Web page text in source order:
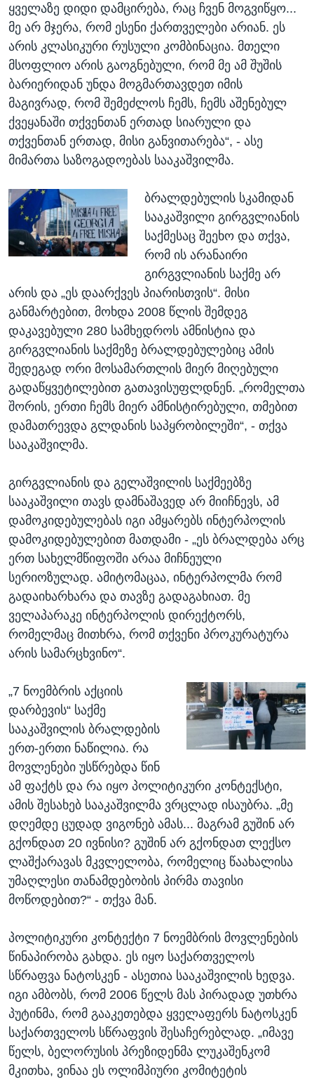
ყველაზე დიდი დამცირება, რაც ჩვენ მოგვიწყო...
მე არ მჯერა, რომ ესენი ქართველები არიან. ეს
არის კლასიკური რუსული კომბინაცია. მთელი
მსოფლიო არის გაოგნებული, რომ მე ამ შუშის
ბარიერიდან უნდა მოგმართავდეთ იმის
მაგივრად, რომ შემეძლოს ჩემს, ჩემს აშენებულ
ქვეყანაში თქვენთან ერთად სიარული და
თქვენთან ერთად, მისი განვითარება“, - ასე
მიმართა საზოგადოებას სააკაშვილმა.
ბრალდებულის სკამიდან
სააკაშვილი გირგვლიანის
საქმესაც შეეხო და თქვა,
რომ ის არანაირი
გირგვლიანის საქმე არ
არის და „ეს დაარქვეს პიარისთვის“. მისი
განმარტებით, მოხდა 2008 წლის შემდეგ
დაკავებული 280 სამხედროს ამნისტია და
გირგვლიანის საქმეზე ბრალდებულებიც ამის
შედეგად ორი მოსამართლის მიერ მიღებული
გადაწყვეტილებით გათავისუფლდნენ. „რომელთა
შორის, ერთი ჩემს მიერ ამნისტირებული, თმებით
დამათრევდა გლდანის საპყრობილეში“, - თქვა
სააკაშვილმა.
გირგვლიანის და გელაშვილის საქმეებზე
სააკაშვილი თავს დამნაშავედ არ მიიჩნევს, ამ
დამოკიდებულებას იგი ამყარებს ინტერპოლის
დამოკიდებულებით მათდამი - „ეს ბრალდება არც
ერთ სახელმწიფოში არაა მიჩნეული
სერიოზულად. ამიტომაცაა, ინტერპოლმა რომ
გადაიხარხარა და თავზე გადაგახიათ. მე
ველაპარაკე ინტერპოლის დირექტორს,
რომელმაც მითხრა, რომ თქვენი პროკურატურა
არის სამარცხვინო“.
„7 ნოემბრის აქციის
დარბევის“ საქმე
სააკაშვილის ბრალდების
ერთ-ერთი ნაწილია. რა
მოვლენები უსწრებდა წინ
ამ ფაქტს და რა იყო პოლიტიკური კონტექსტი,
ამის შესახებ სააკაშვილმა ვრცლად ისაუბრა. „მე
დღემდე ცუდად ვიგონებ ამას... მაგრამ გუშინ არ
გქონდათ 20 ივნისი? გუშინ არ გქონდათ ლექსო
ლაშქარავას მკვლელობა, რომელიც წაახალისა
უმაღლესი თანამდებობის პირმა თავისი
მოწოდებით?“ - თქვა მან.
პოლიტიკური კონტექტი 7 ნოემბრის მოვლენების
წინაპირობა გახდა. ეს იყო საქართველოს
სწრაფვა ნატოსკენ - ასეთია სააკაშვილის ხედვა.
იგი ამბობს, რომ 2006 წელს მას პირადად უთხრა
პუტინმა, რომ გააკეთებდა ყველაფერს ნატოსკენ
საქართველოს სწრაფვის შესაჩერებლად. „იმავე
წელს, ბელორუსის პრეზიდენმა ლუკაშენკომ
მკითხა, ვინაა ეს ოლიმპიური კომიტეტის